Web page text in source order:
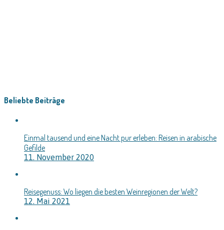
Beliebte Beiträge
Einmal tausend und eine Nacht pur erleben: Reisen in arabische
Gefilde
11. November 2020
Reisegenuss: Wo liegen die besten Weinregionen der Welt?
12. Mai 2021